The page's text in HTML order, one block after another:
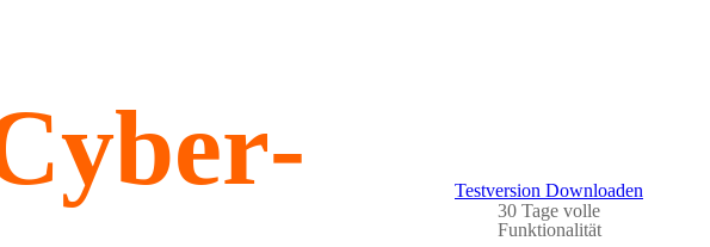
Testversion Downloaden
30 Tage volle
Funktionalität